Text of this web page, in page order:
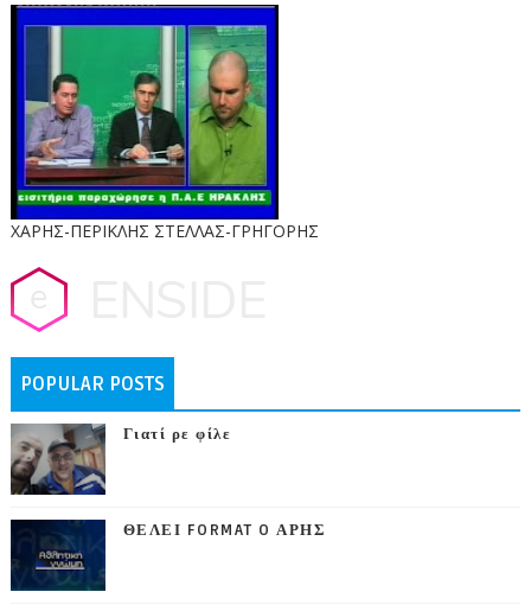
ΧΑΡΗΣ-ΠΕΡΙΚΛΗΣ ΣΤΕΛΛΑΣ-ΓΡΗΓΟΡΗΣ
POPULAR POSTS
Γιατί ρε φίλε
ΘΕΛΕΙ FORMAT O ΑΡΗΣ